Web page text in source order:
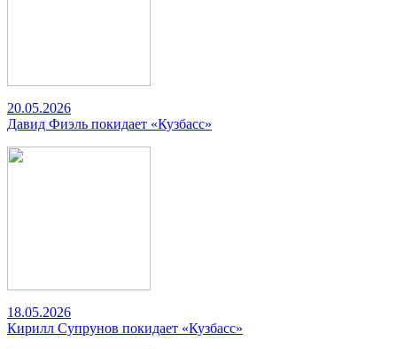
20.05.2026
Давид Фиэль покидает «Кузбасс»
18.05.2026
Кирилл Супрунов покидает «Кузбасс»